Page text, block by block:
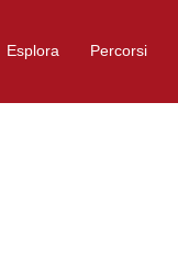
Esplora Percorsi